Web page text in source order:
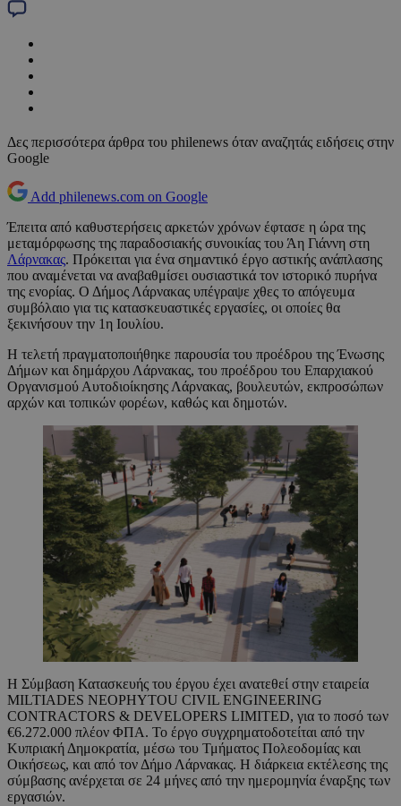
Δες περισσότερα άρθρα του philenews όταν αναζητάς ειδήσεις στην
Google
Add philenews.com on Google
Έπειτα από καθυστερήσεις αρκετών χρόνων έφτασε η ώρα της
μεταμόρφωσης της παραδοσιακής συνοικίας του Άη Γιάννη στη
Λάρνακας. Πρόκειται για ένα σημαντικό έργο αστικής ανάπλασης
που αναμένεται να αναβαθμίσει ουσιαστικά τον ιστορικό πυρήνα
της ενορίας. Ο Δήμος Λάρνακας υπέγραψε χθες το απόγευμα
συμβόλαιο για τις κατασκευαστικές εργασίες, οι οποίες θα
ξεκινήσουν την 1η Ιουλίου.
Η τελετή πραγματοποιήθηκε παρουσία του προέδρου της Ένωσης
Δήμων και δημάρχου Λάρνακας, του προέδρου του Επαρχιακού
Οργανισμού Αυτοδιοίκησης Λάρνακας, βουλευτών, εκπροσώπων
αρχών και τοπικών φορέων, καθώς και δημοτών.
Η Σύμβαση Κατασκευής του έργου έχει ανατεθεί στην εταιρεία
MILTIADES NEOPHYTOU CIVIL ENGINEERING
CONTRACTORS & DEVELOPERS LIMITED, για το ποσό των
€6.272.000 πλέον ΦΠΑ. Το έργο συγχρηματοδοτείται από την
Κυπριακή Δημοκρατία, μέσω του Τμήματος Πολεοδομίας και
Οικήσεως, και από τον Δήμο Λάρνακας. Η διάρκεια εκτέλεσης της
σύμβασης ανέρχεται σε 24 μήνες από την ημερομηνία έναρξης των
εργασιών.